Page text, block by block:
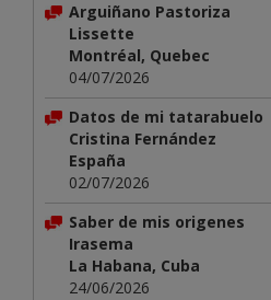
Arguiñano Pastoriza
Lissette
Montréal, Quebec
04/07/2026
Datos de mi tatarabuelo
Cristina Fernández
España
02/07/2026
Saber de mis origenes
Irasema
La Habana, Cuba
24/06/2026